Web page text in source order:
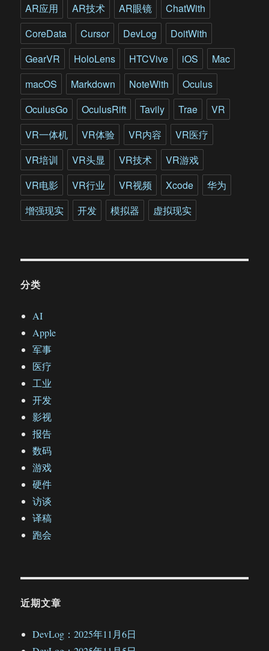
疗
创
伤
后
应
激
障
碍
AR应用
AR技术 AR眼镜
ChatWith
CoreData
Cursor DevLog
DoitWith
GearVR
HoloLens HTCVive iOS
Mac
macOS
Markdown NoteWith
Oculus
OculusGo
OculusRift Tavily Trae
VR
VR一体机
VR体验 VR内容
VR医疗
VR培训
VR头显 VR技术
VR游戏
VR电影
VR行业 VR视频 Xcode
华为
增强现实
开发 模拟器 虚拟现实
分类
AI
Apple
军事
医疗
工业
开发
影视
报告
数码
游戏
硬件
访谈
译稿
跑会
近期文章
DevLog：2025年11月6日